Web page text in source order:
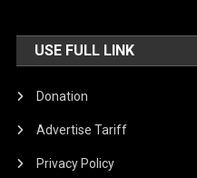
USE FULL LINK
Donation
Advertise Tariff
Privacy Policy